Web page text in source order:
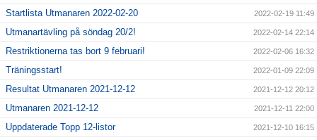
Startlista Utmanaren 2022-02-20 2022-02-19 11:49
Utmanartävling på söndag 20/2! 2022-02-14 22:14
Restriktionerna tas bort 9 februari! 2022-02-06 16:32
Träningsstart! 2022-01-09 22:09
Resultat Utmanaren 2021-12-12 2021-12-12 20:12
Utmanaren 2021-12-12 2021-12-11 22:00
Uppdaterade Topp 12-listor 2021-12-10 16:15